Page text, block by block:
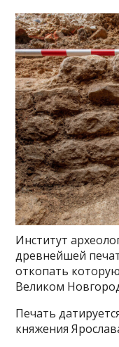
Институт
древнейшей
откопать
Великом
Печать
княжения